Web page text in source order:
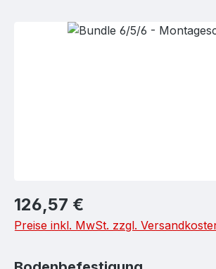
Bildergalerie überspringen
Regulärer Preis:
126,57 €
Preise inkl. MwSt. zzgl.